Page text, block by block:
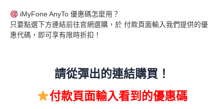
iMyFone AnyTo 優惠碼怎麼用？
只要點選下方連結前往官網選購，於 付款頁面輸入我們提供的優
惠代碼，即可享有限時折扣！
請從彈出的連結購買！
付款頁面輸入看到的優惠碼